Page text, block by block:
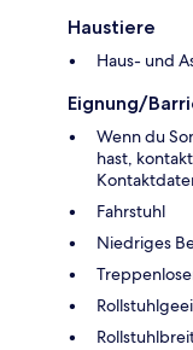
Haustiere
Haus- und
Eignung/
Wenn du
hast,
Fahrstuhl
Niedriges